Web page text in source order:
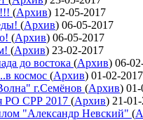
(Архив) 12-05-2017
(Архив) 06-05-2017
(Архив) 06-05-2017
(Архив) 23-02-2017
до востока (Архив) 06-
космос (Архив) 01-02-2017
г.Семёнов (Архив) 01-
РО СРР 2017 (Архив) 21-
"Александр Невский" (